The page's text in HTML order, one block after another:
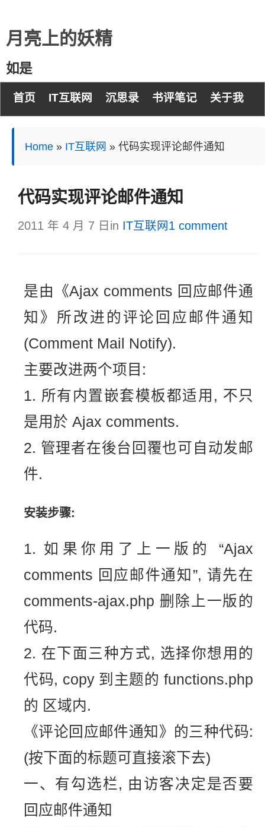
月亮上的妖精
如是
首页 IT互联网 沉思录 书评笔记 关于我
Home» IT互联网 » 代码实现评论邮件通知
代码实现评论邮件通知
2011 年 4 月 7 日 in IT互联网1 comment
是由《Ajax comments 回应邮件通
知》所改进的评论回应邮件通知
(Comment Mail Notify).
主要改进两个项目:
1. 所有内置嵌套模板都适用, 不只
是用於 Ajax comments.
2. 管理者在後台回覆也可自动发邮
件.
安装步骤:
1. 如果你用了上一版的 “Ajax
comments 回应邮件通知”, 请先在
comments-ajax.php 删除上一版的
代码.
2. 在下面三种方式, 选择你想用的
代码, copy 到主题的 functions.php
的 区域内.
《评论回应邮件通知》的三种代码:
(按下面的标题可直接滚下去)
一、有勾选栏, 由访客决定是否要
回应邮件通知